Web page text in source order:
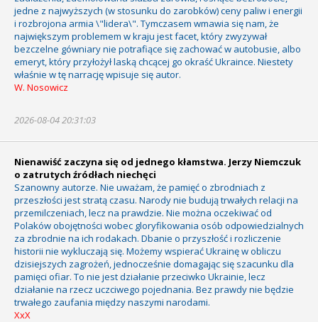
jedne z najwyższych (w stosunku do zarobków) ceny paliw i energii
i rozbrojona armia \"lidera\". Tymczasem wmawia się nam, że
największym problemem w kraju jest facet, który zwyzywał
bezczelne gówniary nie potrafiące się zachować w autobusie, albo
emeryt, który przyłożył laską chcącej go okraść Ukraince. Niestety
właśnie w tę narrację wpisuje się autor.
W. Nosowicz
2026-08-04 20:31:03
Nienawiść zaczyna się od jednego kłamstwa. Jerzy Niemczuk
o zatrutych źródłach niechęci
Szanowny autorze. Nie uważam, że pamięć o zbrodniach z
przeszłości jest stratą czasu. Narody nie budują trwałych relacji na
przemilczeniach, lecz na prawdzie. Nie można oczekiwać od
Polaków obojętności wobec gloryfikowania osób odpowiedzialnych
za zbrodnie na ich rodakach. Dbanie o przyszłość i rozliczenie
historii nie wykluczają się. Możemy wspierać Ukrainę w obliczu
dzisiejszych zagrożeń, jednocześnie domagając się szacunku dla
pamięci ofiar. To nie jest działanie przeciwko Ukrainie, lecz
działanie na rzecz uczciwego pojednania. Bez prawdy nie będzie
trwałego zaufania między naszymi narodami.
XxX